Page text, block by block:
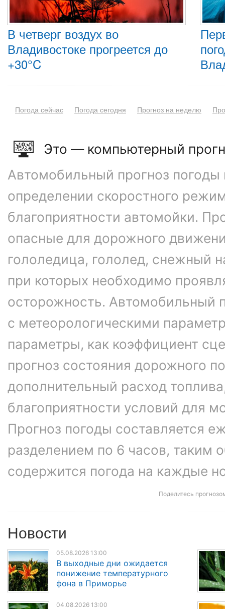
В четверг воздух во
Владивостоке прогреется до
+30°C
Погода сейчас Погода сегодня Прогноз на неделю
Это — компьютерный
Автомобильный прогноз погоды
определении скоростного
благоприятности автомойки.
опасные для дорожного
гололедица, гололед, снежный
при которых необходимо
осторожность. Автомобильный
с метеорологическими
параметры, как коэффициент
прогноз состояния дорожного
дополнительный расход
благоприятности условий для
Прогноз погоды составляется
разделением по 6 часов, таким
содержится погода на каждые
Поделитесь
Новости
05.08.2026 13:00
В выходные дни ожидается
понижение температурного
фона в Приморье
04.08.2026 13:00